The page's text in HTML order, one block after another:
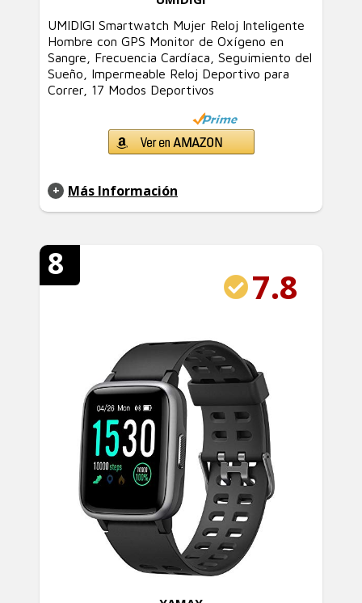
UMIDIGI Smartwatch Mujer Reloj Inteligente
Hombre con GPS Monitor de Oxígeno en
Sangre, Frecuencia Cardíaca, Seguimiento del
Sueño, Impermeable Reloj Deportivo para
Correr, 17 Modos Deportivos
Más Información
8
7.8